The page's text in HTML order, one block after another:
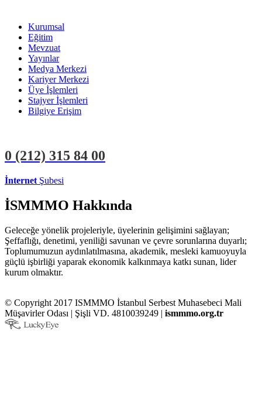
Kurumsal
Eğitim
Mevzuat
Yayınlar
Medya Merkezi
Kariyer Merkezi
Üye İşlemleri
Stajyer İşlemleri
Bilgiye Erişim
0 (212) 315 84 00
İnternet Şubesi
İSMMMO Hakkında
Geleceğe yönelik projeleriyle, üyelerinin gelişimini sağlayan;
Şeffaflığı, denetimi, yeniliği savunan ve çevre sorunlarına duyarlı;
Toplumumuzun aydınlatılmasına, akademik, mesleki kamuoyuyla
güçlü işbirliği yaparak ekonomik kalkınmaya katkı sunan, lider
kurum olmaktır.
© Copyright 2017 ISMMMO İstanbul Serbest Muhasebeci Mali
Müşavirler Odası | Şişli VD. 4810039249 | ismmmo.org.tr